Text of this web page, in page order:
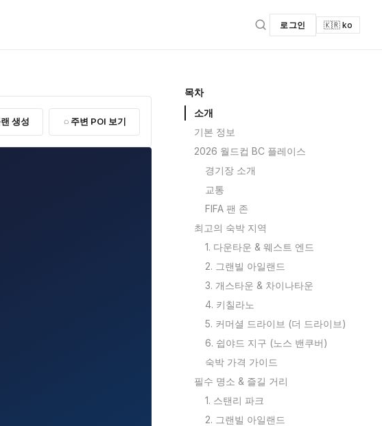
로그인 🇰🇷 ko
생성 주변 POI 보기
목차
소개
기본 정보
2026 월드컵 BC 플레이스
경기장 소개
교통
FIFA 팬 존
최고의 숙박 지역
1. 다운타운 & 웨스트 엔드
2. 그랜빌 아일랜드
3. 개스타운 & 차이나타운
4. 키칠라노
5. 커머셜 드라이브 (더 드라이브)
6. 쉽야드 지구 (노스 밴쿠버)
숙박 가격 가이드
필수 명소 & 즐길 거리
1. 스탠리 파크
2. 그랜빌 아일랜드